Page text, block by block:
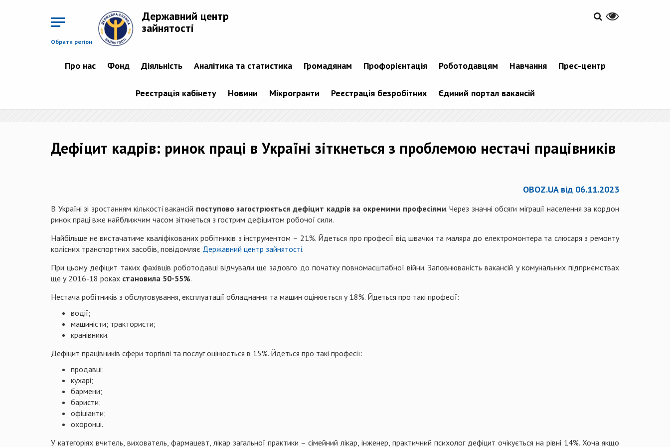
Обрати регіон
Державний центр
зайнятості
Про нас Фонд Діяльність Аналітика та статистика Громадянам Профорієнтація Роботодавцям Навчання Прес-центр
Реєстрація кабінету Новини Мікрогранти Реєстрація безробітних Єдиний портал вакансій
Дефіцит кадрів: ринок праці в Україні зіткнеться з проблемою нестачі працівників
OBOZ.UA від 06.11.2023
В Україні зі зростанням кількості вакансій поступово загострюється дефіцит кадрів за окремими професіями. Через значні обсяги міграції населення за кордон
ринок праці вже найближчим часом зіткнеться з гострим дефіцитом робочої сили.
Найбільше не вистачатиме кваліфікованих робітників з інструментом – 21%. Йдеться про професії від швачки та маляра до електромонтера та слюсаря з ремонту
колісних транспортних засобів, повідомляє Державний центр зайнятості.
При цьому дефіцит таких фахівців роботодавці відчували ще задовго до початку повномасштабної війни. Заповнюваність вакансій у комунальних підприємствах
ще у 2016-18 роках становила 50-55%.
Нестача робітників з обслуговування, експлуатації обладнання та машин оцінюється у 18%. Йдеться про такі професії:
водії;
машиністи; трактористи;
кранівники.
Дефіцит працівників сфери торгівлі та послуг оцінюється в 15%. Йдеться про такі професії:
продавці;
кухарі;
бармени;
баристи;
офіціанти;
охоронці.
У категоріях вчитель, вихователь, фармацевт, лікар загальної практики – сімейний лікар, інженер, практичний психолог дефіцит очікується на рівні 14%. Хоча якщо